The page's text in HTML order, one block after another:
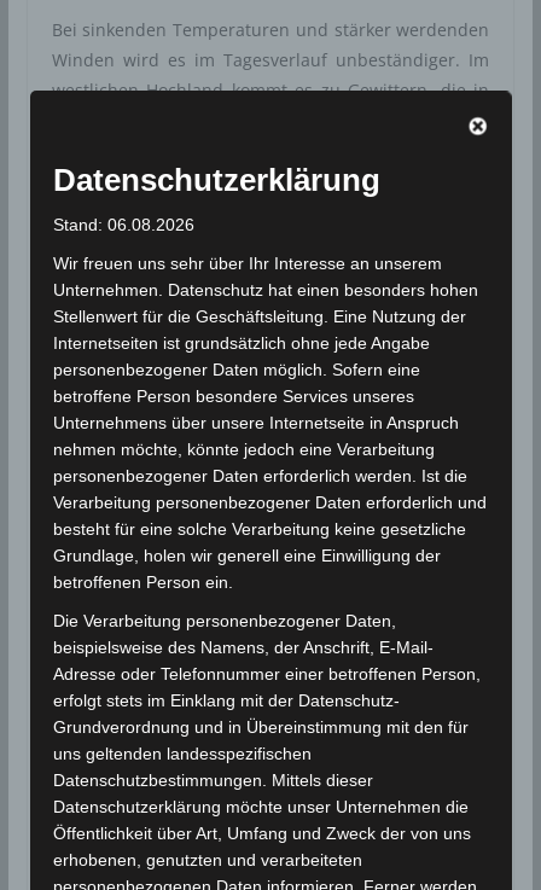
Bei sinkenden Temperaturen und stärker werdenden
Winden wird es im Tagesverlauf unbeständiger. Im
westlichen Hochland kommt es zu Gewittern, die in
der Nacht und am Sonntag auch auf den Norden und
im Norden und in der Mitte nur noch maximal 25°,
Prognose für heute, Samstag, den 18. Mai 2019
Bewölkter Himmel in den meisten Gebieten. Im
westlichen Hochland zunehmend bewölkt mit lokalen
Gewittern am Nachmittag. Starker Wind aus Norden
von 40 – 60 km/h an den Küsten und im Süden mit
Sandphänomenen, moderater Wind von 15 bis 35
km/h im Rest des Landes. Das Meer ist unruhig bis
stark aufgewühlt. Die Temperatur sinkt leicht und
das Maximum liegt im Norden, den Küstenregionen
und auf den Höhen zwischen 20 und 25° C, im Rest
des Landes zwischen 26 und 32° C und im äußersten
Süden bei 39° C.
Für die Nutzung von Google Adsense (Google Ireland
Limited, Gordon House, Barrow Street, Dublin, D04 E5W5,
Ireland) benötigen wir laut DSGVO Ihre Zustimmung. Es
werden seitens Google Adsense personenbezogene
Daten erhoben, verarbeitet und gespeichert. Welche
Daten genau entnehmen Sie bitte den
Datenschutzbedingungen.
Google Adsenseist deaktiviert.
Datenschutzerklärung
Stand: 06.08.2026
Wir freuen uns sehr über Ihr Interesse an unserem
Unternehmen. Datenschutz hat einen besonders hohen
Stellenwert für die Geschäftsleitung. Eine Nutzung der
Internetseiten ist grundsätzlich ohne jede Angabe
personenbezogener Daten möglich. Sofern eine
betroffene Person besondere Services unseres
Unternehmens über unsere Internetseite in Anspruch
nehmen möchte, könnte jedoch eine Verarbeitung
personenbezogener Daten erforderlich werden. Ist die
Verarbeitung personenbezogener Daten erforderlich und
besteht für eine solche Verarbeitung keine gesetzliche
Grundlage, holen wir generell eine Einwilligung der
betroffenen Person ein.
Die Verarbeitung personenbezogener Daten,
beispielsweise des Namens, der Anschrift, E-Mail-
Adresse oder Telefonnummer einer betroffenen Person,
erfolgt stets im Einklang mit der Datenschutz-
Grundverordnung und in Übereinstimmung mit den für
uns geltenden landesspezifischen
Datenschutzbestimmungen. Mittels dieser
Datenschutzerklärung möchte unser Unternehmen die
Öffentlichkeit über Art, Umfang und Zweck der von uns
erhobenen, genutzten und verarbeiteten